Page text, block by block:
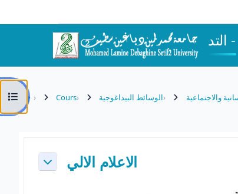
Ouvrir l’index du cours
Cours الوسائط البيداغوجية والاجتماعية
Résumé de section
Replierالاعلام الالي